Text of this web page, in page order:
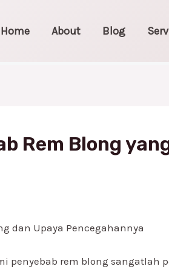
Home About Blog
Rem Blong
dan Upaya Pencegahannya
penyebab rem blong sangatlah